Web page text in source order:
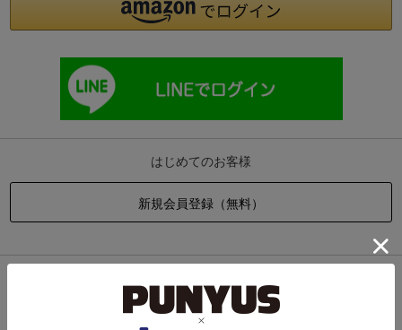
はじめてのお客様
他のサイトIDで新規会員登録をしていただくと次回以降、そのIDで
ログインすることができます。